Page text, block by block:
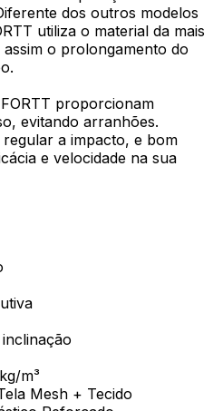
dos outros modelos
utiliza o material da mais
o prolongamento do
proporcionam
evitando arranhões.
a impacto, e bom
e velocidade na sua
m³
Mesh + Tecido